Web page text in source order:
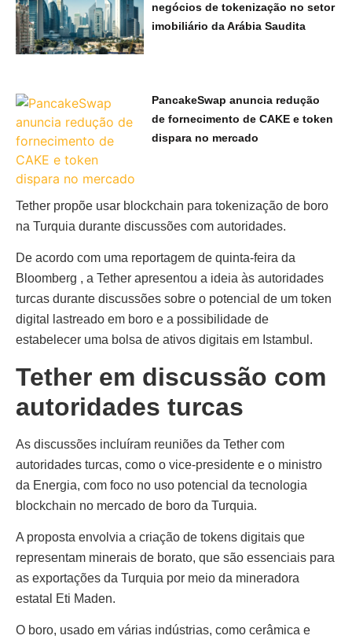
negócios de tokenização no setor
imobiliário da Arábia Saudita
PancakeSwap anuncia redução
de fornecimento de CAKE e token
dispara no mercado
Tether propõe usar blockchain para tokenização de boro
na Turquia durante discussões com autoridades.
De acordo com uma reportagem de quinta-feira da
Bloomberg , a Tether apresentou a ideia às autoridades
turcas durante discussões sobre o potencial de um token
digital lastreado em boro e a possibilidade de
estabelecer uma bolsa de ativos digitais em Istambul.
Tether em discussão com
autoridades turcas
As discussões incluíram reuniões da Tether com
autoridades turcas, como o vice-presidente e o ministro
da Energia, com foco no uso potencial da tecnologia
blockchain no mercado de boro da Turquia.
A proposta envolvia a criação de tokens digitais que
representam minerais de borato, que são essenciais para
as exportações da Turquia por meio da mineradora
estatal Eti Maden.
O boro, usado em várias indústrias, como cerâmica e